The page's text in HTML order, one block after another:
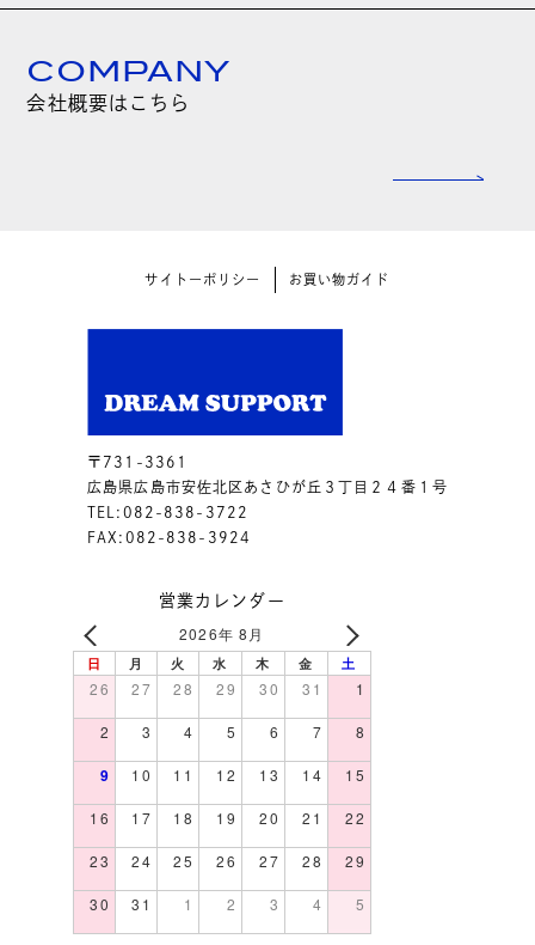
COMPANY
会社概要はこちら
サイトーポリシー お買い物ガイド
〒731-3361
広島県広島市安佐北区あさひが丘３丁目２４番１号
TEL:082-838-3722
FAX:082-838-3924
営業カレンダー
2026年 8月
日 月 火 水 木 金 土
26 27 28 29 30 31 1
2 3 4 5 6 7 8
9 10 11 12 13 14 15
16 17 18 19 20 21 22
23 24 25 26 27 28 29
30 31 1 2 3 4 5